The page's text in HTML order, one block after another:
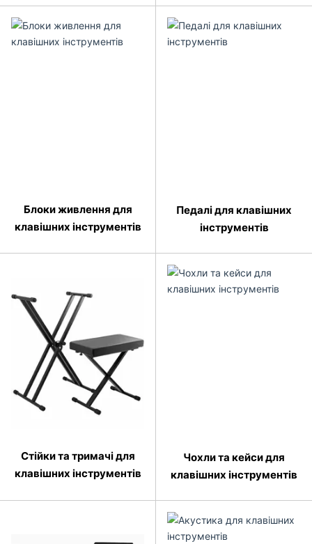
Блоки живлення для
клавішних інструментів
Педалі для клавішних
інструментів
Стійки та тримачі для
клавішних інструментів
Чохли та кейси для
клавішних інструментів